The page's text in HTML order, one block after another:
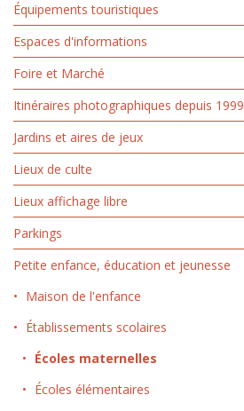
Équipements touristiques
Espaces d'informations
Foire et Marché
Itinéraires photographiques depuis 1999
Jardins et aires de jeux
Lieux de culte
Lieux affichage libre
Parkings
Petite enfance, éducation et jeunesse
Maison de l'enfance
Établissements scolaires
Écoles maternelles
Écoles élémentaires